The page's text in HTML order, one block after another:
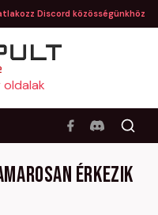
Discord közösségünkhöz
érkezik